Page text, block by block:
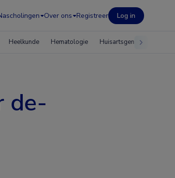
Over ons Registreer Log in
Heelkunde Hematologie Huisartsgeneeskunde
de-